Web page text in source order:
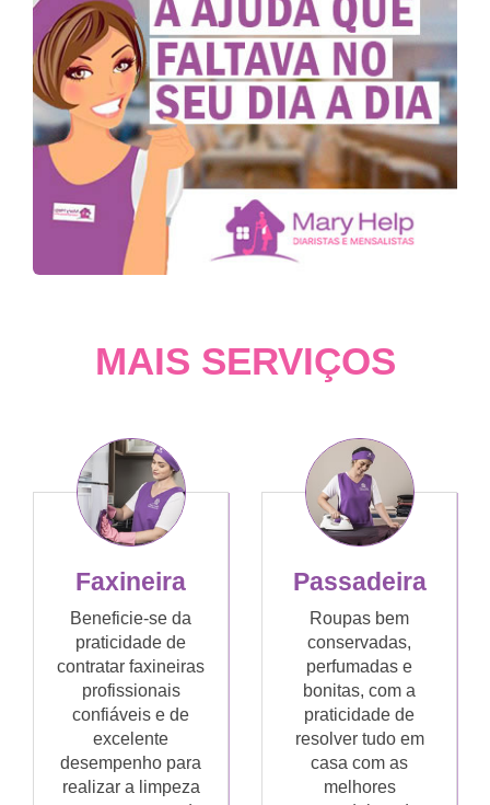
MAIS SERVIÇOS
Faxineira
Beneficie-se da
praticidade de
contratar faxineiras
profissionais
confiáveis e de
excelente
desempenho para
realizar a limpeza
Passadeira
Roupas bem
conservadas,
perfumadas e
bonitas, com a
praticidade de
resolver tudo em
casa com as
melhores